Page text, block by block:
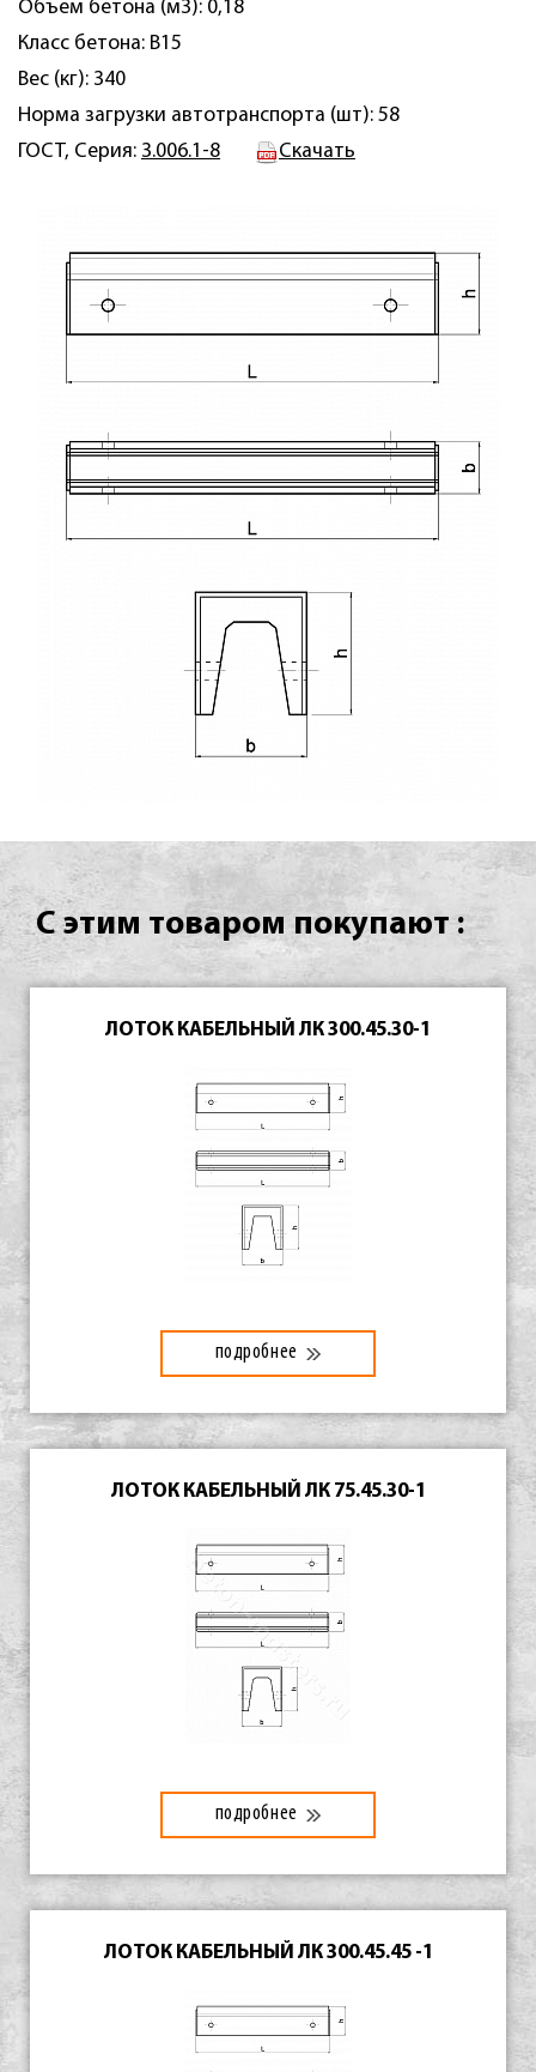
Объем бетона (м3): 0,18
Класс бетона: B15
Вес (кг): 340
Норма загрузки автотранспорта (шт): 58
ГОСТ, Серия: 3.006.1-8 Скачать
С этим товаром покупают :
ЛОТОК КАБЕЛЬНЫЙ ЛК 300.45.30-1
подробнее
ЛОТОК КАБЕЛЬНЫЙ ЛК 75.45.30-1
подробнее
ЛОТОК КАБЕЛЬНЫЙ ЛК 300.45.45 -1